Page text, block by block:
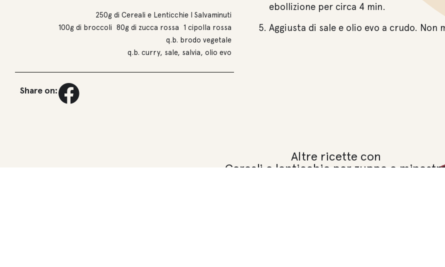
250g di Cereali e Lenticchie I Salvaminuti
100g di broccoli 80g di zucca rossa 1 cipolla rossa
q.b. brodo vegetale
q.b. curry, sale, salvia, olio evo
Share on:
ebollizione per circa 4 min.
Aggiusta di sale e olio evo a crudo. Non
Altre ricette con
Cereali e lenticchie per zuppe e